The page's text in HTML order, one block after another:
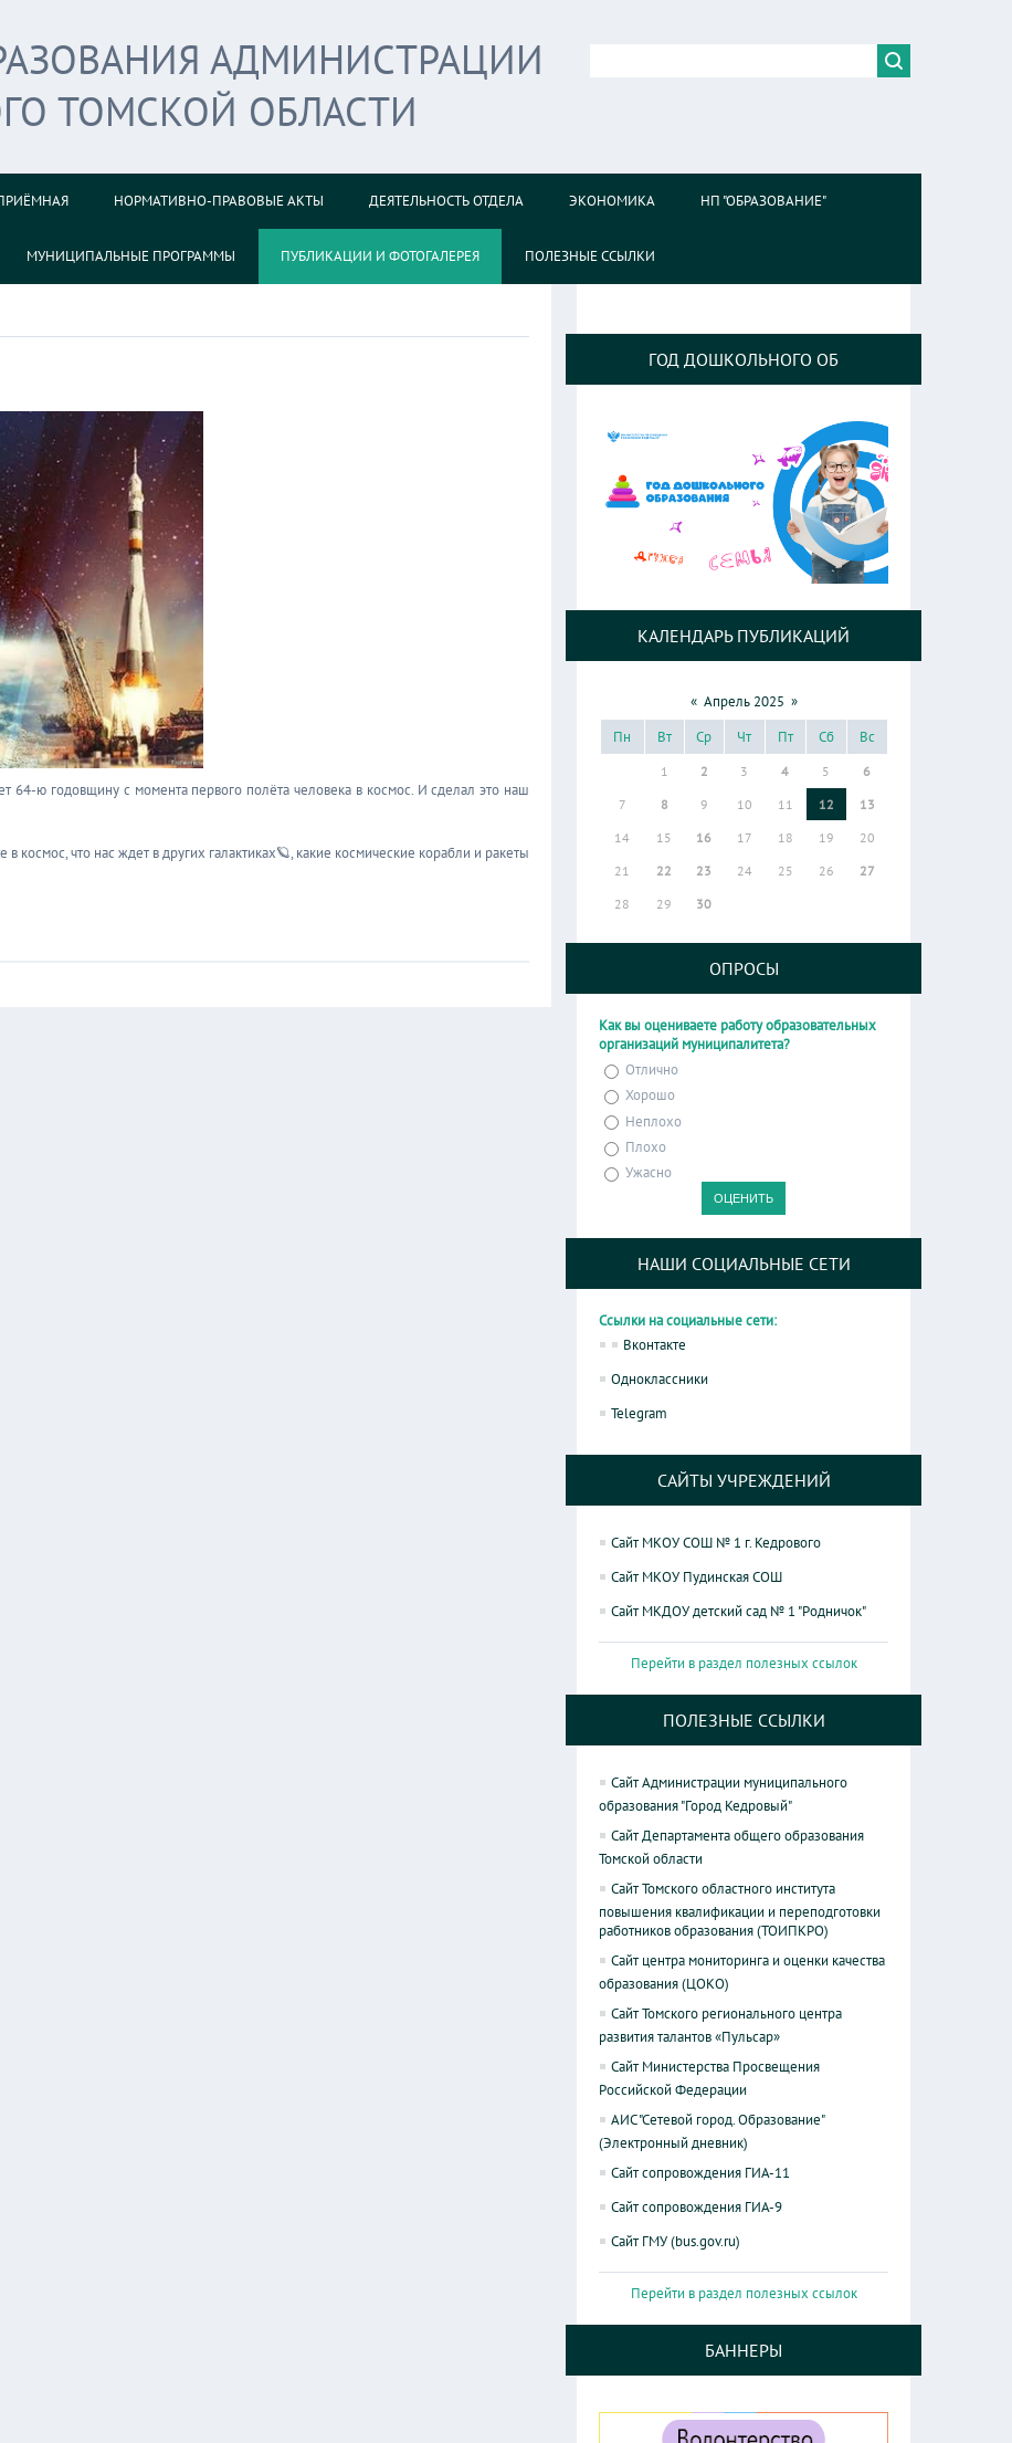
АДМИНИСТРАЦИИ
ТОМСКОЙ ОБЛАСТИ
НОРМАТИВНО-ПРАВОВЫЕ АКТЫ ДЕЯТЕЛЬНОСТЬ ОТДЕЛА ЭКОНОМИКА НП "ОБРАЗОВАНИЕ"
МУНИЦИПАЛЬНЫЕ ПРОГРАММЫ ПУБЛИКАЦИИ И ФОТОГАЛЕРЕЯ ПОЛЕЗНЫЕ ССЫЛКИ
64-ю годовщину с момента первого полёта человека в космос. И сделал это наш
космос, что нас ждет в других галактиках🪐, какие космические корабли и ракеты
ГОД ДОШКОЛЬНОГО ОБ
КАЛЕНДАРЬ ПУБЛИКАЦИЙ
« Апрель 2025 »
Пн
Вт Ср Чт Пт Сб Вс
1 2 3 4 5
6
7
8 9 10 11 12
13
14
15 16 17 18 19
20
21
22 23 24 25 26
27
28
29 30
ОПРОСЫ
Как вы оцениваете работу образовательных
организаций муниципалитета?
Отлично
Хорошо
Неплохо
Плохо
Ужасно
НАШИ СОЦИАЛЬНЫЕ СЕТИ
Ссылки на социальные сети:
Вконтакте
Одноклассники
Telegram
САЙТЫ УЧРЕЖДЕНИЙ
Сайт МКОУ СОШ № 1 г. Кедрового
Сайт МКОУ Пудинская СОШ
Сайт МКДОУ детский сад № 1 "Родничок"
Перейти в раздел полезных ссылок
ПОЛЕЗНЫЕ ССЫЛКИ
Сайт Администрации муниципального
образования "Город Кедровый"
Сайт Департамента общего образования
Томской области
Сайт Томского областного института
повышения квалификации и переподготовки
работников образования (ТОИПКРО)
Сайт центра мониторинга и оценки качества
образования (ЦОКО)
Сайт Томского регионального центра
развития талантов «Пульсар»
Сайт Министерства Просвещения
Российской Федерации
АИС "Сетевой город. Образование"
(Электронный дневник)
Сайт сопровождения ГИА-11
Сайт сопровождения ГИА-9
Сайт ГМУ (bus.gov.ru)
Перейти в раздел полезных ссылок
БАННЕРЫ